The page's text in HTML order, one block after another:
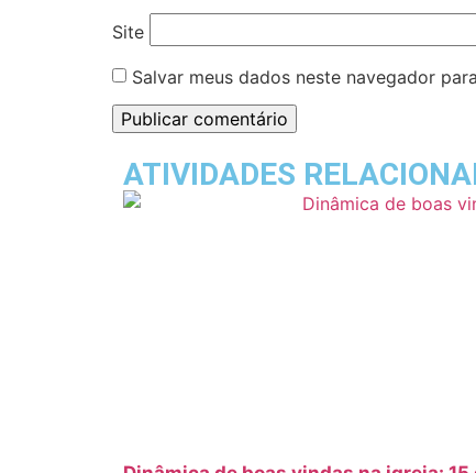
Site
Salvar meus dados neste navegador
ATIVIDADES